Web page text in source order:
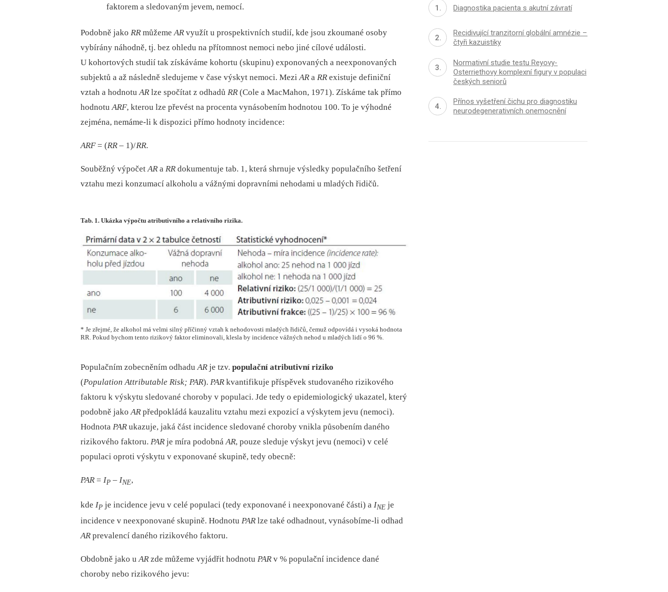
faktorem a sledovaným jevem, nemocí.
Podobně jako RR můžeme AR využít u prospektivních studií, kde jsou zkoumané osoby
vybírány náhodně, tj. bez ohledu na přítomnost nemoci nebo jiné cílové události.
U kohortových studií tak získáváme kohortu (skupinu) exponovaných a neexponovaných
subjektů a až následně sledujeme v čase výskyt nemoci. Mezi AR a RR existuje definiční
vztah a hodnotu AR lze spočítat z odhadů RR (Cole a MacMahon, 1971). Získáme tak přímo
hodnotu ARF, kterou lze převést na procenta vynásobením hodnotou 100. To je výhodné
zejména, nemáme‑li k dispozici přímo hodnoty incidence:
ARF= (RR –⁠ 1)/RR.
Souběžný výpočet AR a RR dokumentuje tab. 1, která shrnuje výsledky populačního šetření
vztahu mezi konzumací alkoholu a vážnými dopravními nehodami u mladých řidičů.
Tab. 1. Ukázka výpočtu atributivního a relativního rizika.
* Je zřejmé, že alkohol má velmi silný příčinný vztah k nehodovosti mladých řidičů, čemuž odpovídá i vysoká hodnota
RR. Pokud bychom tento rizikový faktor eliminovali, klesla by incidence vážných nehod u mladých lidí o 96 %.
Populačním zobecněním odhaduAR je tzv. populační atributivní riziko
(Population Attributable Risk; PAR). PAR kvantifikuje příspěvek studovaného rizikového
faktoru k výskytu sledované choroby v populaci. Jde tedy o epidemiologický ukazatel, který
podobně jakoAR předpokládá kauzalitu vztahu mezi expozicí a výskytem jevu (nemoci).
Hodnota PAR ukazuje, jaká část incidence sledované choroby vnikla působením daného
rizikového faktoru. PAR je míra podobnáAR, pouze sleduje výskyt jevu (nemoci) v celé
populaci oproti výskytu v exponované skupině, tedy obecně:
PAR = IP –⁠ INE,
kde IP je incidence jevu v celé populaci (tedy exponované i neexponované části) a INE je
incidence v neexponované skupině. Hodnotu PAR lze také odhadnout, vynásobíme‑li odhad
AR prevalencí daného rizikového faktoru.
Obdobně jako uAR zde můžeme vyjádřit hodnotu PAR v % populační incidence dané
choroby nebo rizikového jevu:
Dia­gnostika pa­cienta s akutní závratí
Recidivující tranzitorní globální amnézie –
čtyři kazuistiky
Normativní studie testu Reyovy‑
Osterriethovy komplexní figury v populaci
českých seniorů
Přínos vyšetření čichu pro dia­gnostiku
neurodegenerativních onemocnění